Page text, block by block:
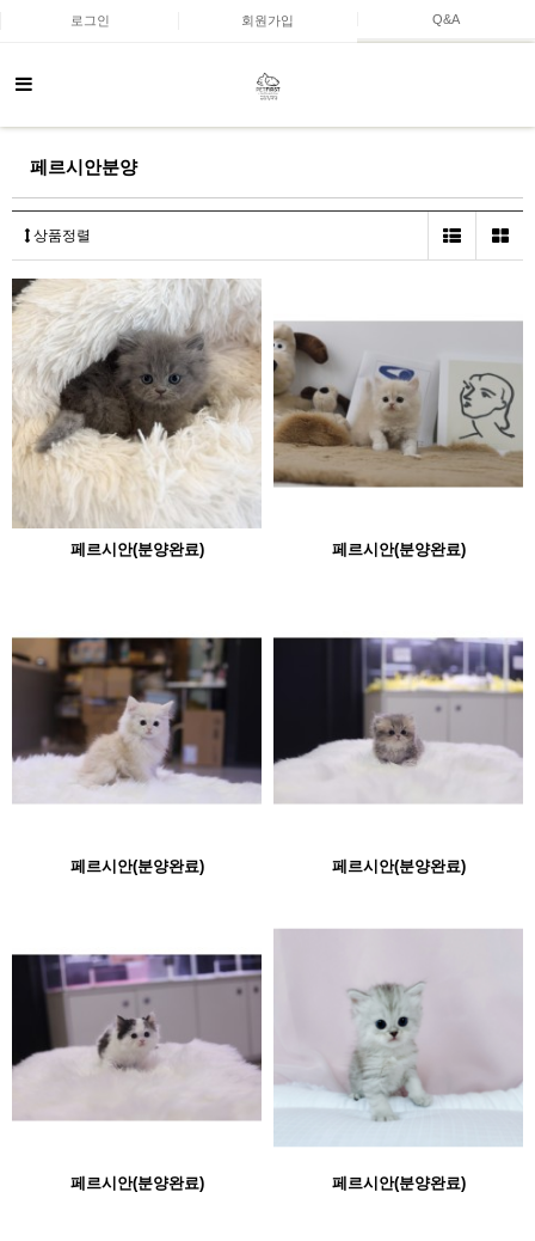
로그인 회원가입 Q&A
페르시안분양
상품정렬
페르시안(분양완료) 페르시안(분양완료)
페르시안(분양완료) 페르시안(분양완료)
페르시안(분양완료) 페르시안(분양완료)